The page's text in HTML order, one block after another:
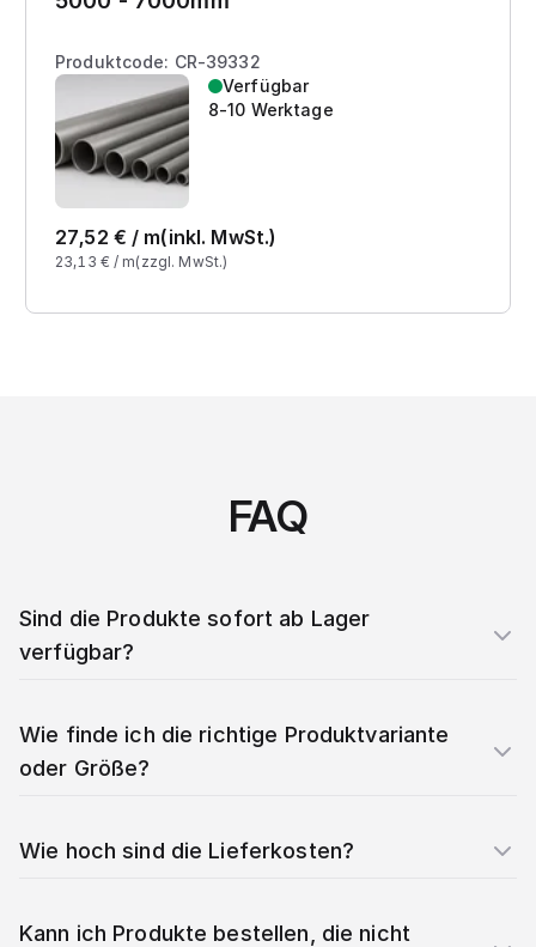
Produktcode: CR-39332
Verfügbar
8-10 Werktage
27,52 € / m(inkl. MwSt.)
23,13 € / m(zzgl. MwSt.)
FAQ
Sind die Produkte sofort ab Lager
verfügbar?
Wie finde ich die richtige Produktvariante
oder Größe?
Wie hoch sind die Lieferkosten?
Kann ich Produkte bestellen, die nicht